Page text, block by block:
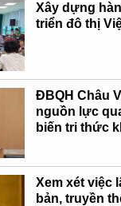
Xây dựng
triển đô thị
ĐBQH Châu
nguồn lực
biến tri thức
Xem xét việc
bản, truyền